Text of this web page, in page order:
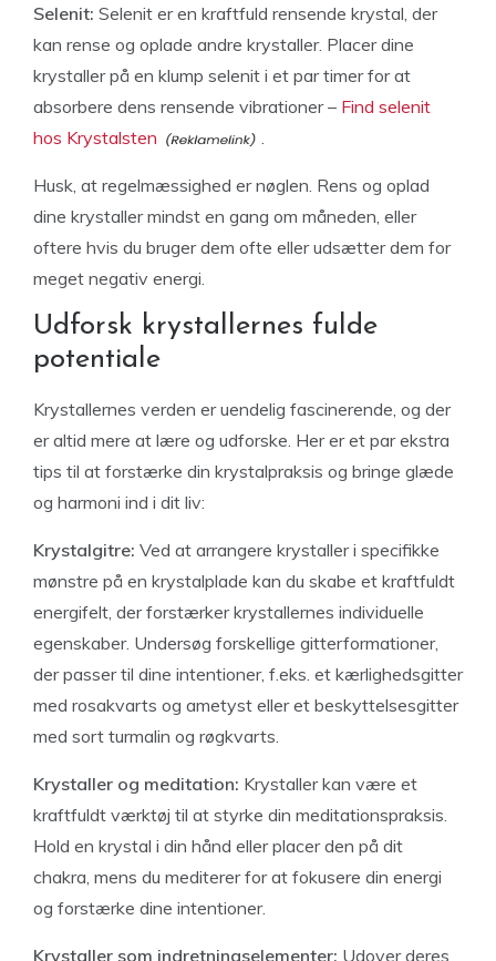
Selenit: Selenit er en kraftfuld rensende krystal, der
kan rense og oplade andre krystaller. Placer dine
krystaller på en klump selenit i et par timer for at
absorbere dens rensende vibrationer – Find selenit
hos Krystalsten
.
Husk, at regelmæssighed er nøglen. Rens og oplad
dine krystaller mindst en gang om måneden, eller
oftere hvis du bruger dem ofte eller udsætter dem for
meget negativ energi.
Udforsk krystallernes fulde
potentiale
Krystallernes verden er uendelig fascinerende, og der
er altid mere at lære og udforske. Her er et par ekstra
tips til at forstærke din krystalpraksis og bringe glæde
og harmoni ind i dit liv:
Krystalgitre: Ved at arrangere krystaller i specifikke
mønstre på en krystalplade kan du skabe et kraftfuldt
energifelt, der forstærker krystallernes individuelle
egenskaber. Undersøg forskellige gitterformationer,
der passer til dine intentioner, f.eks. et kærlighedsgitter
med rosakvarts og ametyst eller et beskyttelsesgitter
med sort turmalin og røgkvarts.
Krystaller og meditation: Krystaller kan være et
kraftfuldt værktøj til at styrke din meditationspraksis.
Hold en krystal i din hånd eller placer den på dit
chakra, mens du mediterer for at fokusere din energi
og forstærke dine intentioner.
Krystaller som indretningselementer: Udover deres